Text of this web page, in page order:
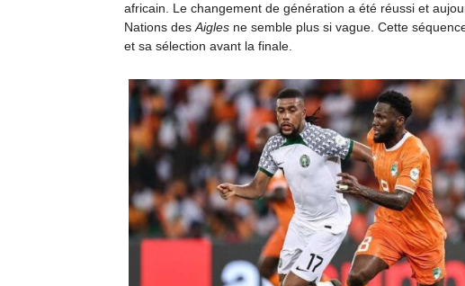
africain. Le changement de génération a été réussi et
Nations des Aigles ne semble plus si vague. Cette
et sa sélection avant la finale.